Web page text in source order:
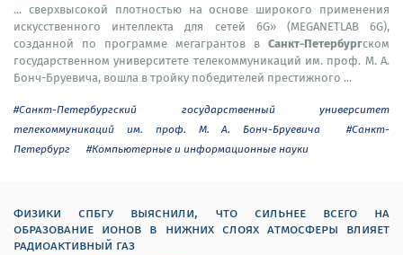
... сверхвысокой плотностью на основе широкого применения
искусственного интеллекта для сетей 6G» (MEGANETLAB 6G),
созданной по программе мегагрантов в Санкт-Петербургском
государственном университете телекоммуникаций им. проф. М. А.
Бонч-Бруевича, вошла в тройку победителей престижного ...
#Санкт-Петербургский государственный университет
телекоммуникаций им. проф. М. А. Бонч-Бруевича
#Санкт-
Петербург
#Компьютерные и информационные науки
физики спбгу выяснили, что сильнее всего на
образование ионов в нижних слоях атмосферы влияет
радиоактивный газ